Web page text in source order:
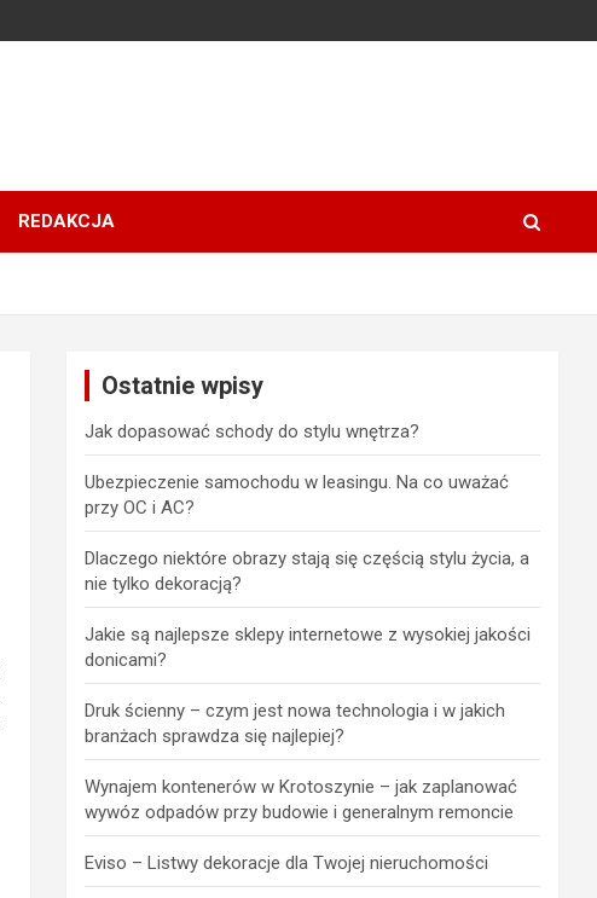
REDAKCJA
Ostatnie wpisy
Jak dopasować schody do stylu wnętrza?
Ubezpieczenie samochodu w leasingu. Na co uważać
przy OC i AC?
Dlaczego niektóre obrazy stają się częścią stylu życia, a
nie tylko dekoracją?
Jakie są najlepsze sklepy internetowe z wysokiej jakości
donicami?
Druk ścienny – czym jest nowa technologia i w jakich
branżach sprawdza się najlepiej?
Wynajem kontenerów w Krotoszynie – jak zaplanować
wywóz odpadów przy budowie i generalnym remoncie
Eviso – Listwy dekoracje dla Twojej nieruchomości